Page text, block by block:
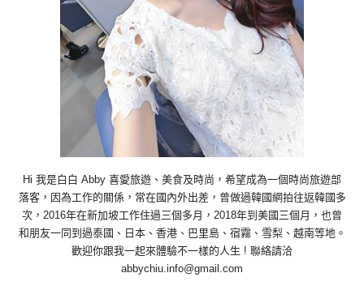
Hi 我是白白 Abby 喜愛旅遊、美食及時尚，希望成為一個時尚旅遊部
落客，因為工作的關係，常在國內外出差，曾做過韓國網拍往返韓國多
次，2016年在新加坡工作住過三個多月，2018年到美國三個月，也曾
和朋友一同到過泰國、日本、香港、巴里島、宿霧、雪梨、越南等地。
歡迎你跟我一起來體驗不一樣的人生 ! 聯絡請洽
abbychiu.info@gmail.com